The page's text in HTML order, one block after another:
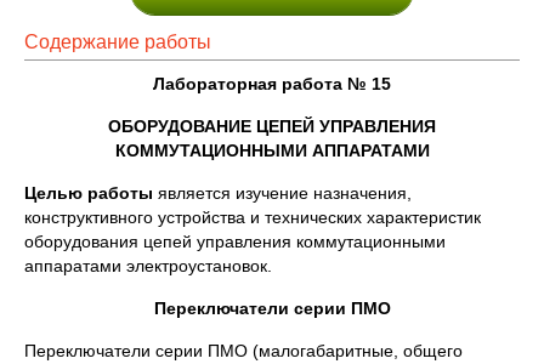
Содержание работы
Лабораторная работа № 15
ОБОРУДОВАНИЕ ЦЕПЕЙ УПРАВЛЕНИЯ
КОММУТАЦИОННЫМИ АППАРАТАМИ
Целью работы является изучение назначения,
конструктивного устройства и технических характеристик
оборудования цепей управления коммутационными
аппаратами электроустановок.
Переключатели серии ПМО
Переключатели серии ПМО (малогабаритные, общего